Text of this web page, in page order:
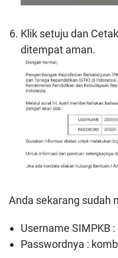
Klik setuju dan
ditempat aman.
Anda sekarang sudah
Username SIMPKB
Passwordnya :